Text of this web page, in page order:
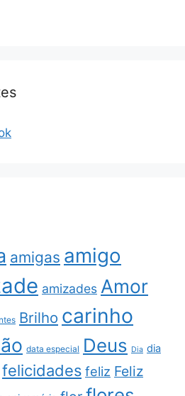
amigas amigo
amizades Amor
Brilho carinho
data especial Deus Dia dia
felicidades feliz Feliz